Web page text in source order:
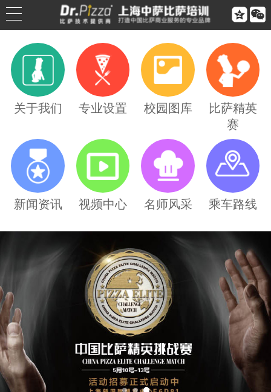


公司简介
公司荣誉
联系我们
合作伙伴
乘车路线
关于我们 专业设置 校园图库
比萨精英
赛
新闻资讯 视频中心 名师风采 乘车路线
Dr.Pizza2026第三季度培训课程排期：从0
从饼底到堡胚：披萨店の手工基因——汉堡增
量密码
2026/8/5
披萨店如何借力手工汉堡炸鸡，打赢存量争夺